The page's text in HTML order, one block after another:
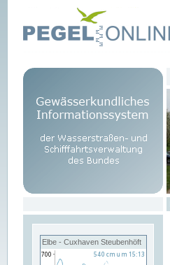
Elbe - Cuxhaven Steubenhöft